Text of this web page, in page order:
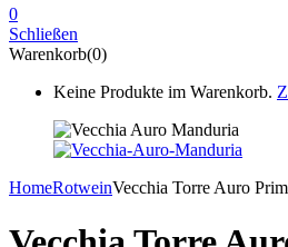
0
Schließen
Warenkorb(0)
Keine Produkte im Warenkorb.
HomeRotweinVecchia Torre Auro